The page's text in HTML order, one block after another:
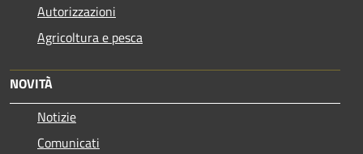
Autorizzazioni
Agricoltura e pesca
NOVITÀ
Notizie
Comunicati